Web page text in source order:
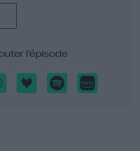
l’épisode